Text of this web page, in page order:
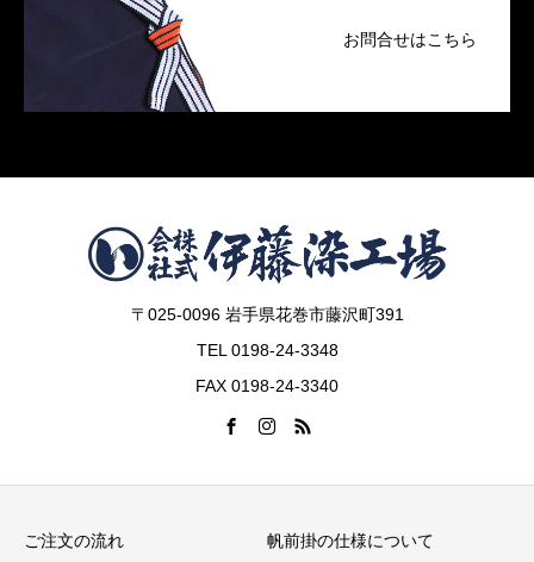
お問合せはこちら
〒025-0096 岩手県花巻市藤沢町391
TEL 0198-24-3348
FAX 0198-24-3340
ご注文の流れ 帆前掛の仕様について